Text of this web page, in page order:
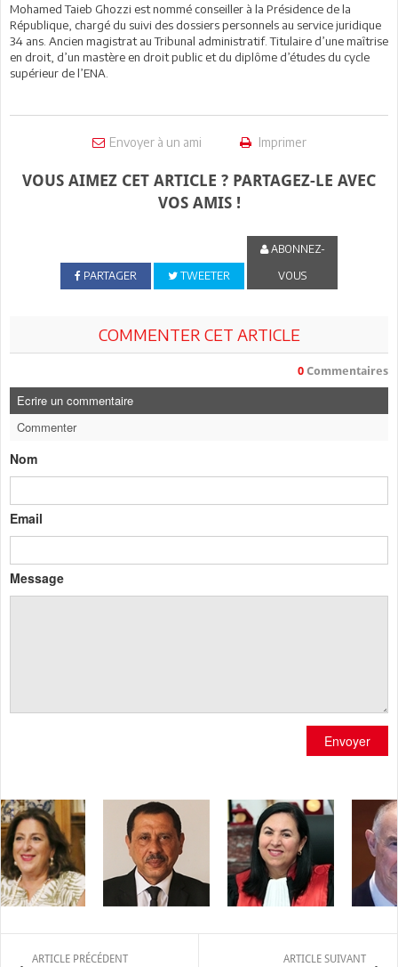
Mohamed Taieb Ghozzi est nommé conseiller à la Présidence de la
République, chargé du suivi des dossiers personnels au service juridique
34 ans. Ancien magistrat au Tribunal administratif. Titulaire d’une maîtrise
en droit, d’un mastère en droit public et du diplôme d’études du cycle
supérieur de l’ENA.
Envoyer à un ami Imprimer
VOUS AIMEZ CET ARTICLE ? PARTAGEZ-LE AVEC
VOS AMIS !
PARTAGER TWEETER
ABONNEZ-
VOUS
COMMENTER CET ARTICLE
0 Commentaires
Ecrire un commentaire
Commenter
Nom
Email
Message
Envoyer
ARTICLE PRÉCÉDENT ARTICLE SUIVANT